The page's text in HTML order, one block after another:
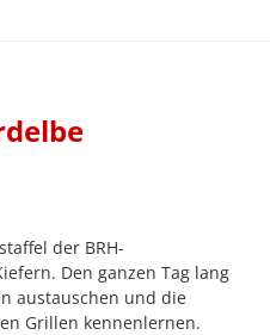
der BRH-
Den ganzen Tag lang
austauschen und die
Grillen kennenlernen.